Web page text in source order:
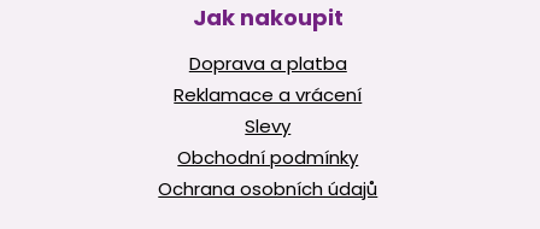
Jak nakoupit
Doprava a platba
Reklamace a vrácení
Slevy
Obchodní podmínky
Ochrana osobních údajů